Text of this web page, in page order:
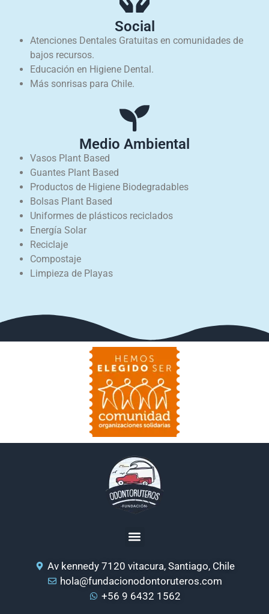
Social
Atenciones Dentales Gratuitas en comunidades de
bajos recursos.
Educación en Higiene Dental.
Más sonrisas para Chile.
Medio Ambiental
Vasos Plant Based
Guantes Plant Based
Productos de Higiene Biodegradables
Bolsas Plant Based
Uniformes de plásticos reciclados
Energía Solar
Reciclaje
Compostaje
Limpieza de Playas
Av kennedy 7120 vitacura, Santiago, Chile
hola@fundacionodontoruteros.com
+56 9 6432 1562